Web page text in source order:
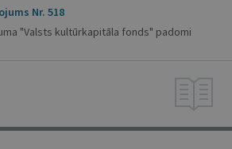
Nr. 518
"Valsts kultūrkapitāla fonds" padomi